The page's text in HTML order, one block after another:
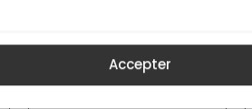
Accepter
chouquettes garnies au
matcha, une fusion